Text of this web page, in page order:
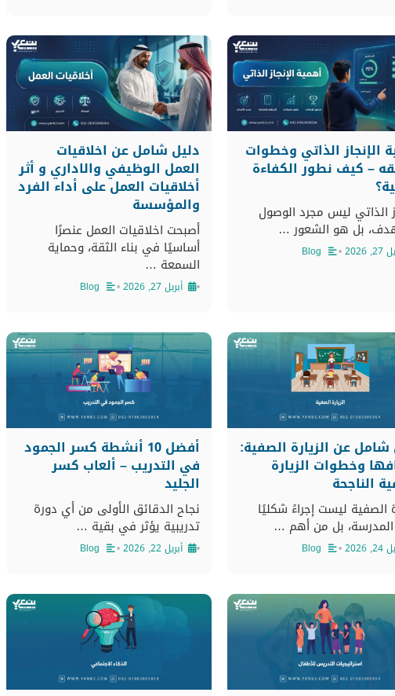
الإنجاز الذاتي وخطوات
– كيف نطور الكفاءة
الذاتي ليس مجرد الوصول
بل هو الشعور …
2026
•
Blog
دليل شامل عن اخلاقيات
العمل الوظيفي والاداري و أثر
أخلاقيات العمل على أداء الفرد
والمؤسسة
أصبحت اخلاقيات العمل عنصرًا
أساسيًا في بناء الثقة، وحماية
السمعة …
• أبريل 27, 2026 •
Blog
شامل عن الزيارة الصفية:
وخطوات الزيارة
الناجحة
الصفية ليست إجراءً شكليًا
بل من أهم …
2026
•
Blog
أفضل 10 أنشطة كسر الجمود
في التدريب – ألعاب كسر
الجليد
نجاح الدقائق الأولى من أي دورة
تدريبية يؤثر في بقية …
• أبريل 22, 2026 •
Blog